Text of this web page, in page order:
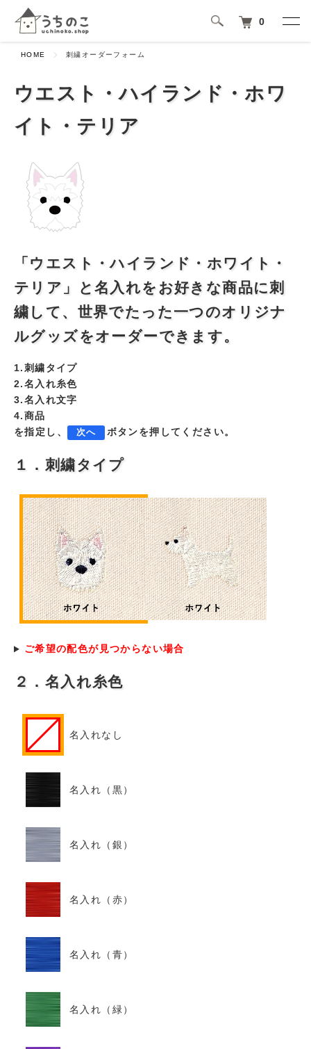
0
HOME 刺繍オーダーフォーム
ウエスト・ハイランド・ホワ
イト・テリア
「ウエスト・ハイランド・ホワイト・
テリア」と名入れをお好きな商品に刺
繍して、世界でたった一つのオリジナ
ルグッズをオーダーできます。
1.刺繍タイプ
2.名入れ糸色
3.名入れ文字
4.商品
を指定し、
次へ ボタンを押してください。
１．刺繍タイプ
ご希望の配色が見つからない場合
２．名入れ糸色
名入れなし
名入れ（黒）
名入れ（銀）
名入れ（赤）
名入れ（青）
名入れ（緑）